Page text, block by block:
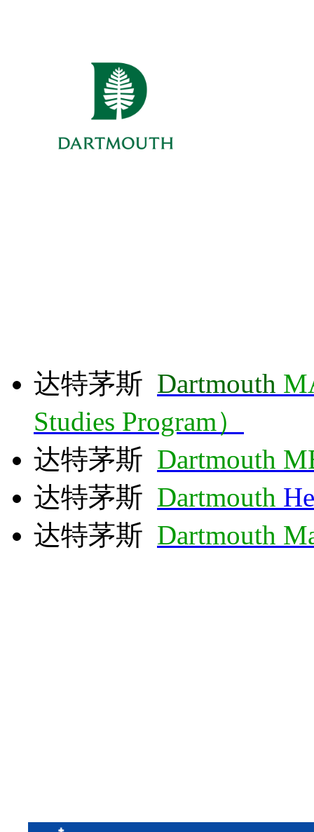
达特茅斯 Dartmouth
Studies Program）
达特茅斯 Dartmouth
达特茅斯 Dartmouth
达特茅斯 Dartmouth